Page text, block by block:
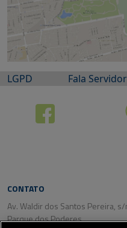
LGPD Fala Servidor
CONTATO
Av. Waldir dos Santos Pereira, s/
Parque dos Poderes